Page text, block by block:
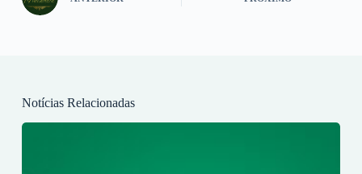
Notícias Relacionadas